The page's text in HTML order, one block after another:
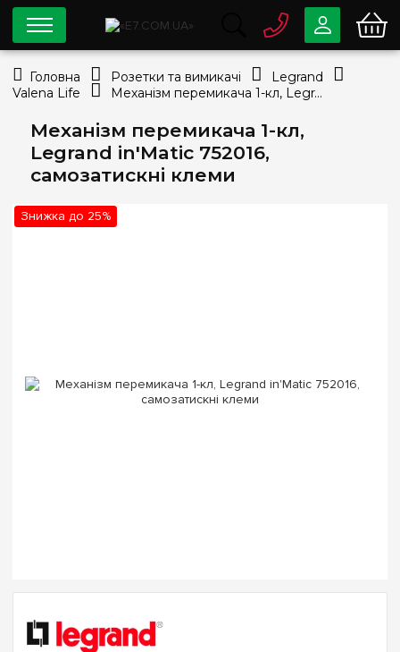
Механізм перемикача 1-кл,
Legrand in'Matic 752016,
самозатискні клеми
Знижка до 25%
0 80033-63-07
Безкоштовно
info@e7.com.ua
044334-79-78
Viber Telegram
Головна Розетки та вимикачі
Legrand
Valena Life
Механізм перемикача 1-кл, Legrand in'Matic 752016, самозатискні клеми